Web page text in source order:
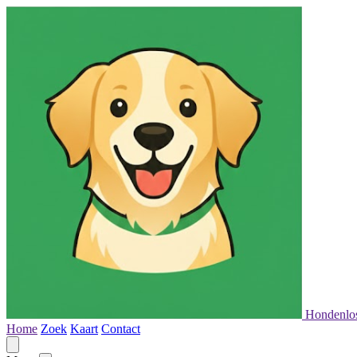
Home Zoek Kaart Contact